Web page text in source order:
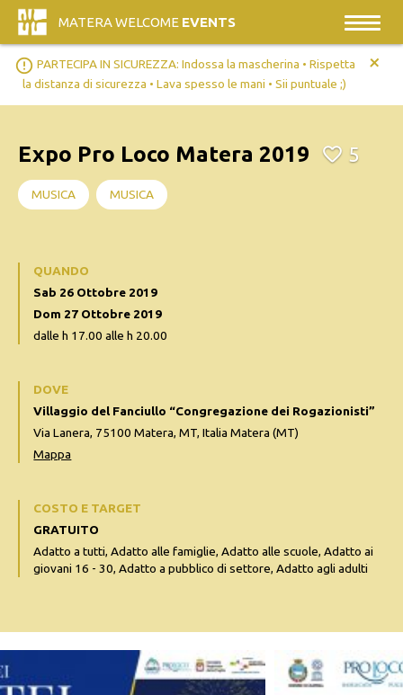
MATERA WELCOME EVENTS
error_outline PARTECIPA IN SICUREZZA: Indossa la mascherina • Rispetta
la distanza di sicurezza • Lava spesso le mani • Sii puntuale ;)
+
Expo Pro Loco Matera 2019 5
MUSICA MUSICA
QUANDO
Sab 26 Ottobre 2019
Dom 27 Ottobre 2019
dalle h 17.00 alle h 20.00
DOVE
Villaggio del Fanciullo “Congregazione dei Rogazionisti”
Via Lanera, 75100 Matera, MT, Italia Matera (MT)
Mappa
COSTO E TARGET
GRATUITO
Adatto a tutti, Adatto alle famiglie, Adatto alle scuole, Adatto ai
giovani 16 - 30, Adatto a pubblico di settore, Adatto agli adulti